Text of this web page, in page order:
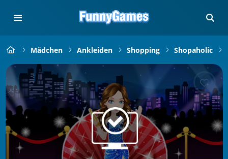
Mädchen Ankleiden Shopping Shopaholic